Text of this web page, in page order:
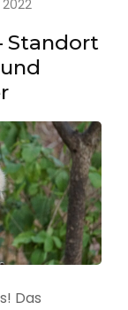
Standort
Das